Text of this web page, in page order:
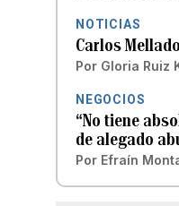
NOTICIAS
Carlos
Por Gloria Ruiz
NEGOCIOS
“No tiene
de alegado
Por Efraín